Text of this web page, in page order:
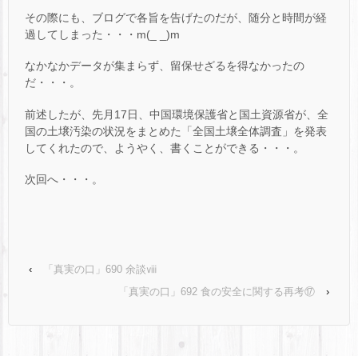
その際にも、ブログで各旨を告げたのだが、随分と時間が経
過してしまった・・・m(_ _)m
なかなかデータが集まらず、留保せざるを得なかったの
だ・・・。
前述したが、先月17日、中国環境保護省と国土資源省が、全
国の土壌汚染の状況をまとめた「全国土壌全体調査」を発表
してくれたので、ようやく、書くことができる・・・。
次回へ・・・。
‹
「真実の口」690 余談ⅷ
「真実の口」692 食の安全に関する再考⑰
›